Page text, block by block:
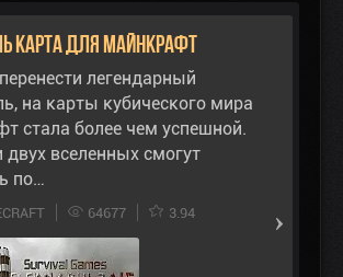
карта для Майнкрафт
легендарный
на карты кубического мира
стала более чем успешной.
вселенных смогут
по…
64677 3.94